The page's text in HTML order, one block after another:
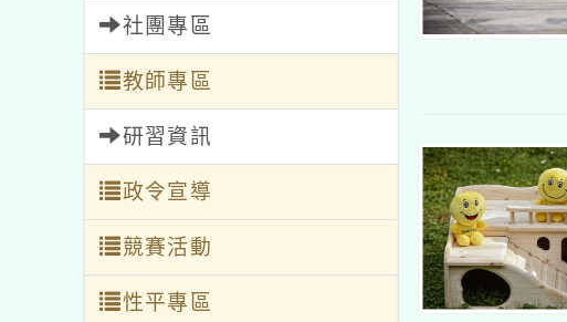
社團專區
教師專區
研習資訊
政令宣導
競賽活動
性平專區